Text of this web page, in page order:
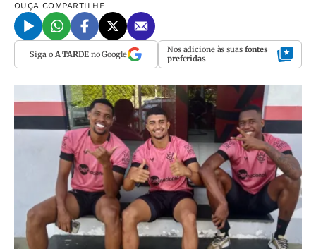
OUÇA COMPARTILHE
Siga o A TARDEno Google Nos adicione às suas fontes
preferidas